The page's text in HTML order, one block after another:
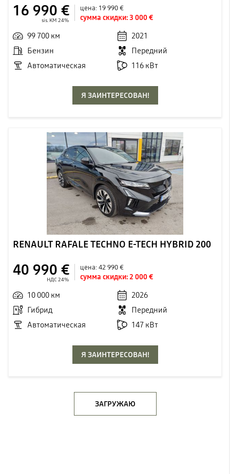
16 990 €
sis. KM 24%
цена: 19 990 €
сумма скидки:3 000 €
99 700 км
2021
Бензин
Передний
Автоматическая
116 кВт
Я ЗАИНТЕРЕСОВАН!
RENAULT RAFALE TECHNO E-TECH HYBRID 200
40 990 €
НДС 24%
цена:42 990 €
сумма скидки:2 000 €
10 000 км
2026
Гибрид
Передний
Автоматическая
147 кВт
Я ЗАИНТЕРЕСОВАН!
ЗАГРУЖАЮ